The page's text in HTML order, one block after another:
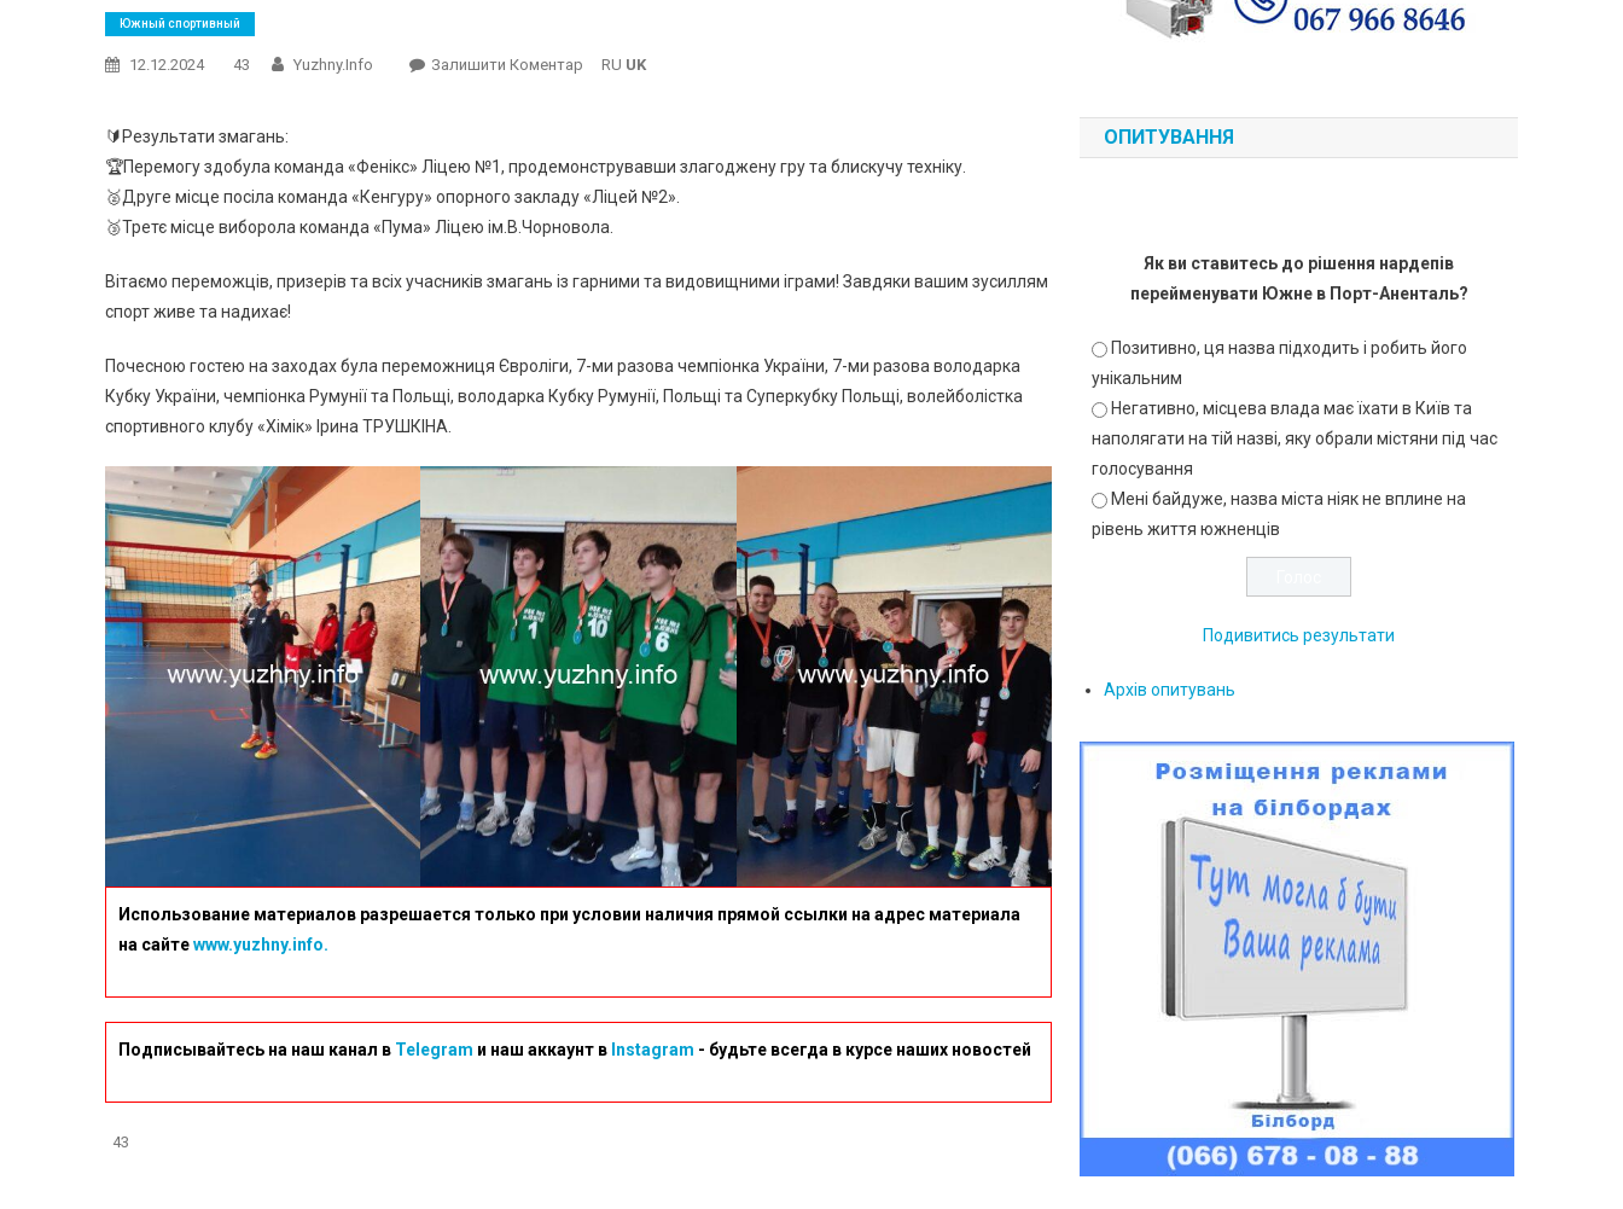
Южный спортивный
12.12.2024 43 Yuzhny.info Залишити Коментар
Грудня
2024
Року,
Базі
Відбулися
Захоплюючі
Змагань
«Пліч-
О-
Пліч
Всеукраїнські
Шкільні
Ліги»
Волейболу
(юнаки)
Учнів
9-
11
Закладів
RU UK
🔰Результати змагань:
🏆Перемогу здобула команда «Фенікс» Ліцею №1, продемонструвавши злагоджену гру та блискучу техніку.
🥈Друге місце посіла команда «Кенгуру» опорного закладу «Ліцей №2».
🥉Третє місце виборола команда «Пума» Ліцею ім.В.Чорновола.
Вітаємо переможців, призерів та всіх учасників змагань із гарними та видовищними іграми! Завдяки вашим зусиллям
спорт живе та надихає!
Почесною гостею на заходах була переможниця Євроліги, 7-ми разова чемпіонка України, 7-ми разова володарка
Кубку України, чемпіонка Румунії та Польщі, володарка Кубку Румунії, Польщі та Суперкубку Польщі, волейболістка
спортивного клубу «Хімік» Ірина ТРУШКІНА.
Использование материалов разрешается только при условии наличия прямой ссылки на адрес материала
на сайтеwww.yuzhny.info.
Подписывайтесь на наш канал в Telegram и наш аккаунт в Instagram - будьте всегда в курсе наших новостей
43
ОПИТУВАННЯ
Як ви ставитесь до рішення нардепів
перейменувати Южне в Порт-Аненталь?
Позитивно, ця назва підходить і робить його
унікальним
Негативно, місцева влада має їхати в Київ та
наполягати на тій назві, яку обрали містяни під час
голосування
Мені байдуже, назва міста ніяк не вплине на
рівень життя южненців
Подивитись результати
Архів опитувань